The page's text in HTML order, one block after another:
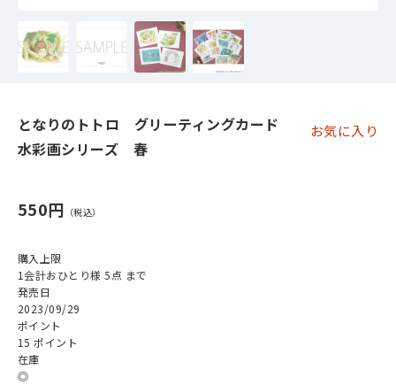
となりのトトロ グリーティングカード
水彩画シリーズ 春
お気に入り
550円
購入上限
1会計おひとり様 5点 まで
発売日
2023/09/29
ポイント
15 ポイント
在庫
◎